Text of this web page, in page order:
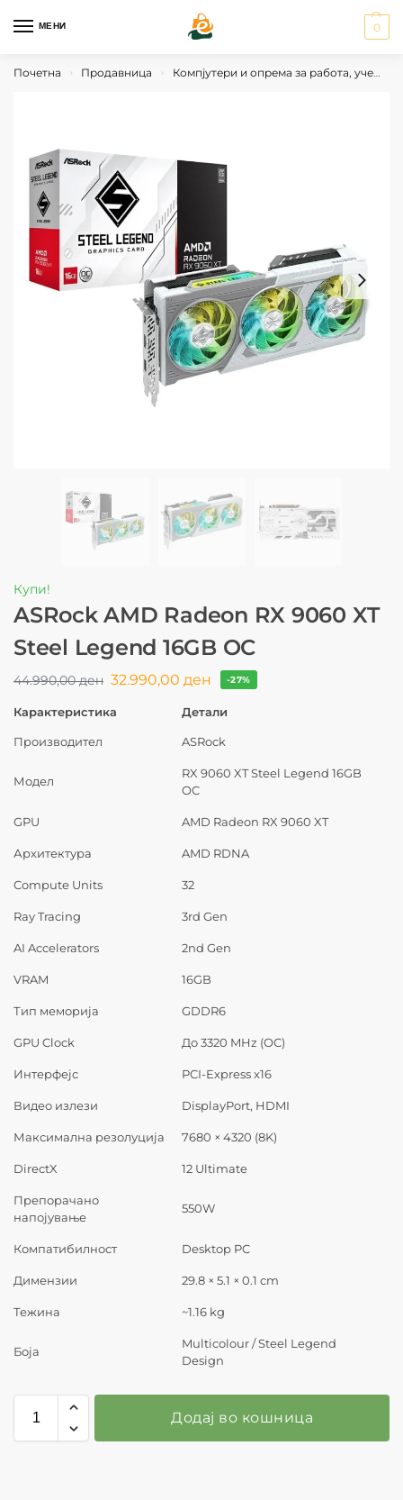
МЕНИ 0
Почетна › Продавница › Компјутери и опрема за работа, учење и гејминг
Купи!
ASRock AMD Radeon RX 9060 XT
Steel Legend 16GB OC
44.990,00ден 32.990,00 ден -27%
Карактеристика Детали
Производител ASRock
Модел
RX 9060 XT Steel Legend 16GB
OC
GPU AMD Radeon RX 9060 XT
Архитектура AMD RDNA
Compute Units 32
Ray Tracing 3rd Gen
AI Accelerators 2nd Gen
VRAM 16GB
Тип меморија GDDR6
GPU Clock До 3320 MHz (OC)
Интерфејс PCI-Express x16
Видео излези DisplayPort, HDMI
Максимална резолуција 7680 × 4320 (8K)
DirectX 12 Ultimate
Препорачано
напојување
550W
Компатибилност Desktop PC
Димензии 29.8 × 5.1 × 0.1 cm
Тежина ~1.16 kg
Боја
Multicolour / Steel Legend
Design
Додај во кошница